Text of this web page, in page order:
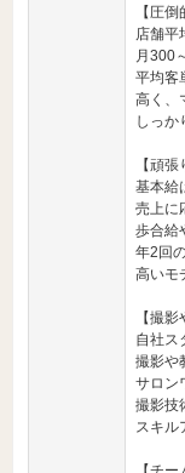
【圧
店舗平
月300
平均客
高く、
しっか
【頑
基本給
売上に
歩合給
年2回
高いモ
【撮
自社ス
撮影や
サロン
撮影技
スキル